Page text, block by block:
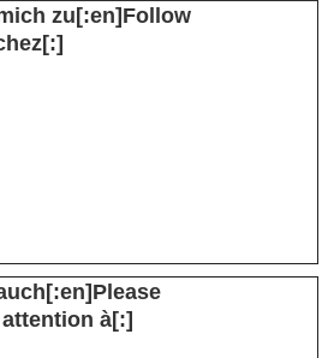
zu[:en]Follow
à[:]